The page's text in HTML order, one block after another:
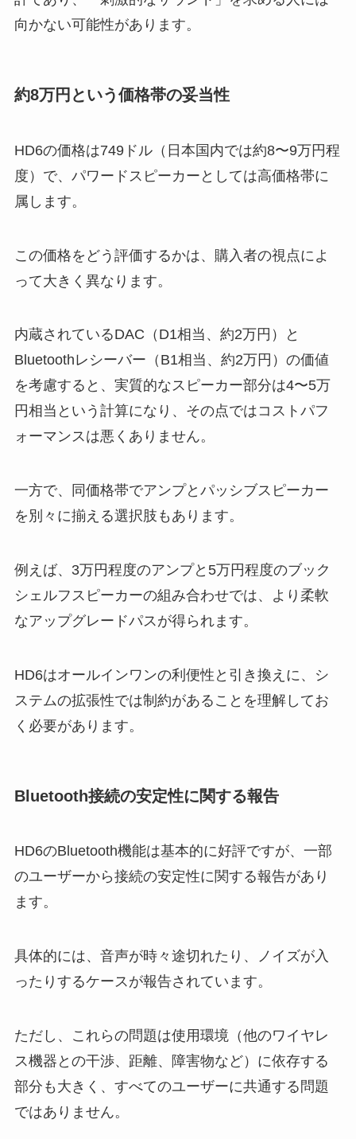
向かない可能性があります。
約8万円という価格帯の妥当性
HD6の価格は749ドル（日本国内では約8〜9万円程
度）で、パワードスピーカーとしては高価格帯に
属します。
この価格をどう評価するかは、購入者の視点によ
って大きく異なります。
内蔵されているDAC（D1相当、約2万円）と
Bluetoothレシーバー（B1相当、約2万円）の価値
を考慮すると、実質的なスピーカー部分は4〜5万
円相当という計算になり、その点ではコストパフ
ォーマンスは悪くありません。
一方で、同価格帯でアンプとパッシブスピーカー
を別々に揃える選択肢もあります。
例えば、3万円程度のアンプと5万円程度のブック
シェルフスピーカーの組み合わせでは、より柔軟
なアップグレードパスが得られます。
HD6はオールインワンの利便性と引き換えに、シ
ステムの拡張性では制約があることを理解してお
く必要があります。
Bluetooth接続の安定性に関する報告
HD6のBluetooth機能は基本的に好評ですが、一部
のユーザーから接続の安定性に関する報告があり
ます。
具体的には、音声が時々途切れたり、ノイズが入
ったりするケースが報告されています。
ただし、これらの問題は使用環境（他のワイヤレ
ス機器との干渉、距離、障害物など）に依存する
部分も大きく、すべてのユーザーに共通する問題
ではありません。